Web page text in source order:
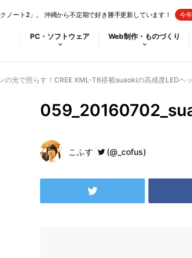
ノート2」。 沖縄から不定期で好き勝手更新しています！ 今
PC・ソフトウェア Web制作・ものづくり
光で照らす！CREE XML-T6搭載suaokiの高感度LEDヘ
こふす (@_cofus)